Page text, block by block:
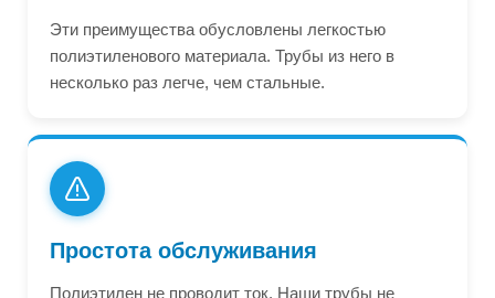
Эти преимущества обусловлены легкостью
полиэтиленового материала. Трубы из него в
несколько раз легче, чем стальные.
Простота обслуживания
Полиэтилен не проводит ток. Наши трубы не